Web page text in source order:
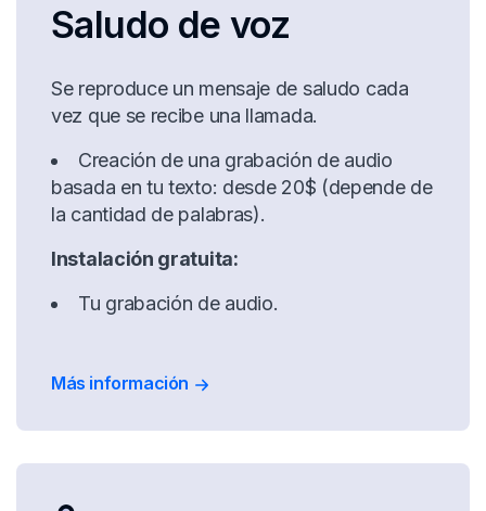
Saludo de voz
Se reproduce un mensaje de saludo cada
vez que se recibe una llamada.
Creación de una grabación de audio
basada en tu texto: desde 20$ (depende de
la cantidad de palabras).
Instalación gratuita:
Tu grabación de audio.
Más información